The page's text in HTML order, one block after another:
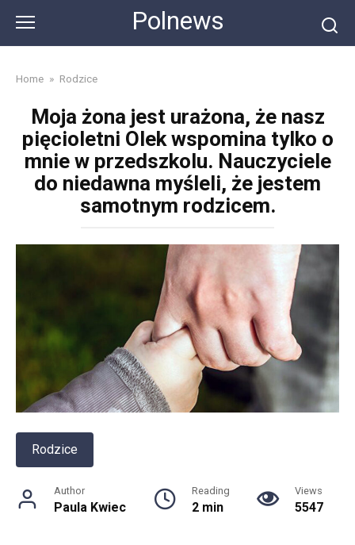
content
Polnews
Home » Rodzice
Moja żona jest urażona, że nasz
pięcioletni Olek wspomina tylko o
mnie w przedszkolu. Nauczyciele
do niedawna myśleli, że jestem
samotnym rodzicem.
Rodzice
Author
Paula Kwiec
Reading
2 min
Views
5547